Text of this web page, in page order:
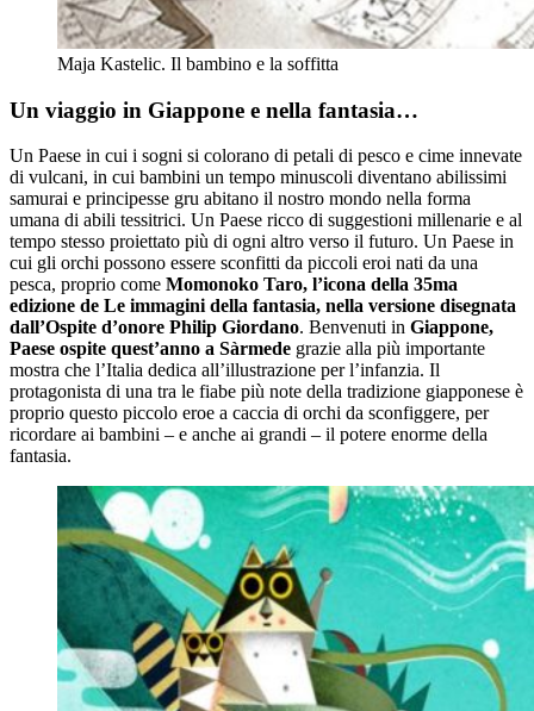
Maja Kastelic. Il bambino e la soffitta
Un viaggio in Giappone e nella fantasia…
Un Paese in cui i sogni si colorano di petali di pesco e cime innevate
di vulcani, in cui bambini un tempo minuscoli diventano abilissimi
samurai e principesse gru abitano il nostro mondo nella forma
umana di abili tessitrici. Un Paese ricco di suggestioni millenarie e al
tempo stesso proiettato più di ogni altro verso il futuro. Un Paese in
cui gli orchi possono essere sconfitti da piccoli eroi nati da una
pesca, proprio come Momonoko Taro, l’icona della 35ma
edizione de Le immagini della fantasia, nella versione disegnata
dall’Ospite d’onore Philip Giordano. Benvenuti in Giappone,
Paese ospite quest’anno a Sàrmede grazie alla più importante
mostra che l’Italia dedica all’illustrazione per l’infanzia. Il
protagonista di una tra le fiabe più note della tradizione giapponese è
proprio questo piccolo eroe a caccia di orchi da sconfiggere, per
ricordare ai bambini – e anche ai grandi – il potere enorme della
fantasia.